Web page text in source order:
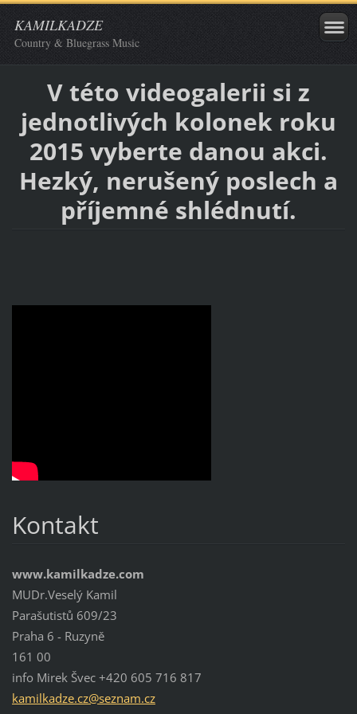
KAMILKADZE
Country & Bluegrass Music
V této videogalerii si z
jednotlivých kolonek roku
2015 vyberte danou akci.
Hezký, nerušený poslech a
příjemné shlédnutí.
Kontakt
www.kamilkadze.com
MUDr.Veselý Kamil
Parašutistů 609/23
Praha 6 - Ruzyně
161 00
info Mirek Švec +420 605 716 817
kamilkadze.cz@seznam.cz